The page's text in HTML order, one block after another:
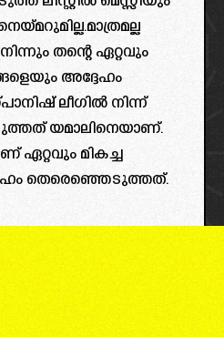
തന്റെ ഏറ്റവും
അദ്ദേഹം
ലീഗിൽ നിന്ന്
യമാലിനെയാണ്.
ഏറ്റവും മികച്ച
തെരെഞ്ഞെടുത്തത്.